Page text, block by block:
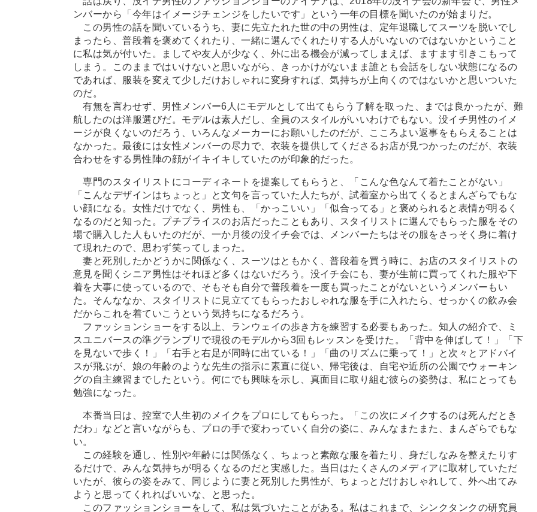
ンバーから「今年はイメージチェンジをしたいです」という一年の目標を聞いたのが始まりだ。
この男性の話を聞いているうち、妻に先立たれた世の中の男性は、定年退職してスーツを脱いでし
まったら、普段着を褒めてくれたり、一緒に選んでくれたりする人がいないのではないかということ
に私は気が付いた。ましてや友人が少なく、外に出る機会が減ってしまえば、ますます引きこもって
しまう。このままではいけないと思いながら、きっかけがないまま誰とも会話をしない状態になるの
であれば、服装を変えて少しだけおしゃれに変身すれば、気持ちが上向くのではないかと思いついた
のだ。
有無を言わせず、男性メンバー6人にモデルとして出てもらう了解を取った、までは良かったが、難
航したのは洋服選びだ。モデルは素人だし、全員のスタイルがいいわけでもない。没イチ男性のイメ
ージが良くないのだろう、いろんなメーカーにお願いしたのだが、こころよい返事をもらえることは
なかった。最後には女性メンバーの尽力で、衣装を提供してくださるお店が見つかったのだが、衣装
合わせをする男性陣の顔がイキイキしていたのが印象的だった。
専門のスタイリストにコーディネートを提案してもらうと、「こんな色なんて着たことがない」
「こんなデザインはちょっと」と文句を言っていた人たちが、試着室から出てくるとまんざらでもな
い顔になる。女性だけでなく、男性も、「かっこいい」「似合ってる」と褒められると表情が明るく
なるのだと知った。プチプライスのお店だったこともあり、スタイリストに選んでもらった服をその
場で購入した人もいたのだが、一か月後の没イチ会では、メンバーたちはその服をさっそく身に着け
て現れたので、思わず笑ってしまった。
妻と死別したかどうかに関係なく、スーツはともかく、普段着を買う時に、お店のスタイリストの
意見を聞くシニア男性はそれほど多くはないだろう。没イチ会にも、妻が生前に買ってくれた服や下
着を大事に使っているので、そもそも自分で普段着を一度も買ったことがないというメンバーもい
た。そんななか、スタイリストに見立ててもらったおしゃれな服を手に入れたら、せっかくの飲み会
だからこれを着ていこうという気持ちになるだろう。
ファッションショーをする以上、ランウェイの歩き方を練習する必要もあった。知人の紹介で、ミ
スユニバースの準グランプリで現役のモデルから3回もレッスンを受けた。「背中を伸ばして！」「下
を見ないで歩く！」「右手と右足が同時に出ている！」「曲のリズムに乗って！」と次々とアドバイ
スが飛ぶが、娘の年齢のような先生の指示に素直に従い、帰宅後は、自宅や近所の公園でウォーキン
グの自主練習までしたという。何にでも興味を示し、真面目に取り組む彼らの姿勢は、私にとっても
勉強になった。
本番当日は、控室で人生初のメイクをプロにしてもらった。「この次にメイクするのは死んだとき
だわ」などと言いながらも、プロの手で変わっていく自分の姿に、みんなまたまた、まんざらでもな
い。
この経験を通し、性別や年齢には関係なく、ちょっと素敵な服を着たり、身だしなみを整えたりす
るだけで、みんな気持ちが明るくなるのだと実感した。当日はたくさんのメディアに取材していただ
いたが、彼らの姿をみて、同じように妻と死別した男性が、ちょっとだけおしゃれして、外へ出てみ
ようと思ってくれればいいな、と思った。
このファッションショーをして、私は気づいたことがある。私はこれまで、シンクタンクの研究員